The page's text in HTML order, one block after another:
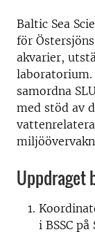
Baltic Sea
för
akvarier,
laboratorium.
samordna
med stöd av
Uppdraget
i BSSC